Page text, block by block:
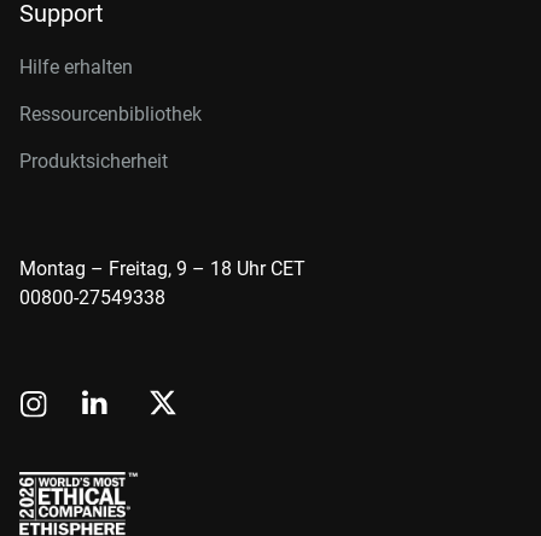
Support
Hilfe erhalten
Ressourcenbibliothek
Produktsicherheit
Montag – Freitag, 9 – 18 Uhr CET
00800-27549338